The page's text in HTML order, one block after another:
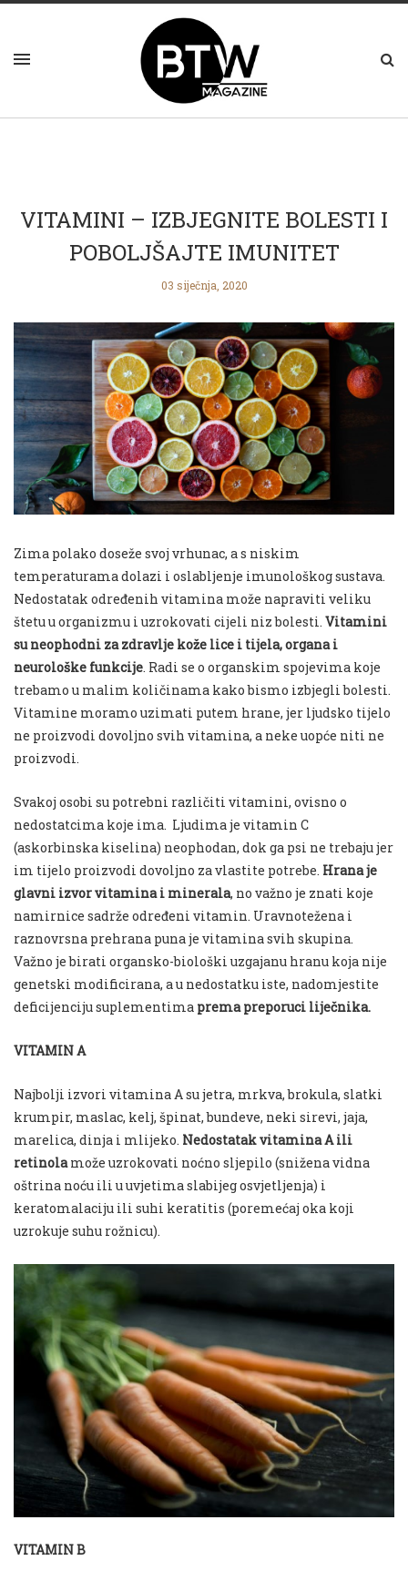
VITAMINI – IZBJEGNITE BOLESTI I
POBOLJŠAJTE IMUNITET
03 siječnja, 2020
Zima polako doseže svoj vrhunac, a s niskim
temperaturama dolazi i oslabljenje imunološkog sustava.
Nedostatak određenih vitamina može napraviti veliku
štetu u organizmu i uzrokovati cijeli niz bolesti. Vitamini
su neophodni za zdravlje kože lice i tijela, organa i
neurološke funkcije. Radi se o organskim spojevima koje
trebamo u malim količinama kako bismo izbjegli bolesti.
Vitamine moramo uzimati putem hrane, jer ljudsko tijelo
ne proizvodi dovoljno svih vitamina, a neke uopće niti ne
proizvodi.
Svakoj osobi su potrebni različiti vitamini, ovisno o
nedostatcima koje ima. Ljudima je vitamin C
(askorbinska kiselina) neophodan, dok ga psi ne trebaju jer
im tijelo proizvodi dovoljno za vlastite potrebe. Hrana je
glavni izvor vitamina i minerala, no važno je znati koje
namirnice sadrže određeni vitamin. Uravnotežena i
raznovrsna prehrana puna je vitamina svih skupina.
Važno je birati organsko-biološki uzgajanu hranu koja nije
genetski modificirana, a u nedostatku iste, nadomjestite
deficijenciju suplementima prema preporuci liječnika.
VITAMIN A
Najbolji izvori vitamina A su jetra, mrkva, brokula, slatki
krumpir, maslac, kelj, špinat, bundeve, neki sirevi, jaja,
marelica, dinja i mlijeko. Nedostatak vitamina A ili
retinolamože uzrokovati noćno sljepilo (snižena vidna
oštrina noću ili u uvjetima slabijeg osvjetljenja) i
keratomalaciju ili suhi keratitis (poremećaj oka koji
uzrokuje suhu rožnicu).
VITAMIN B